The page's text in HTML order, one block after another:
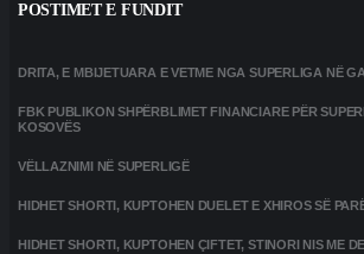
POSTIMET E FUNDIT
DRITA, E MBIJETUARA E VETME NGA SUPERLIGA NË
FBK PUBLIKON SHPËRBLIMET FINANCIARE PËR
KOSOVËS
VËLLAZNIMI NË SUPERLIGË
HIDHET SHORTI, KUPTOHEN DUELET E XHIROS SË
HIDHET SHORTI, KUPTOHEN ÇIFTET, STINORI NIS ME